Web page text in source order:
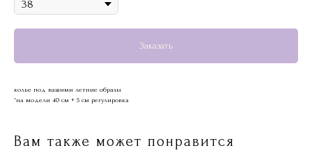
Заказать
колье под вашими летние образы
*на модели 40 см + 5 см регулировка
Вам также может понравится